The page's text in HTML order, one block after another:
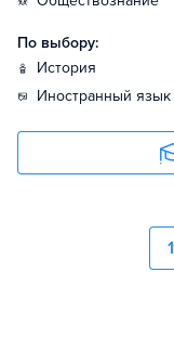
По выбору:
история
иностранный язык
1